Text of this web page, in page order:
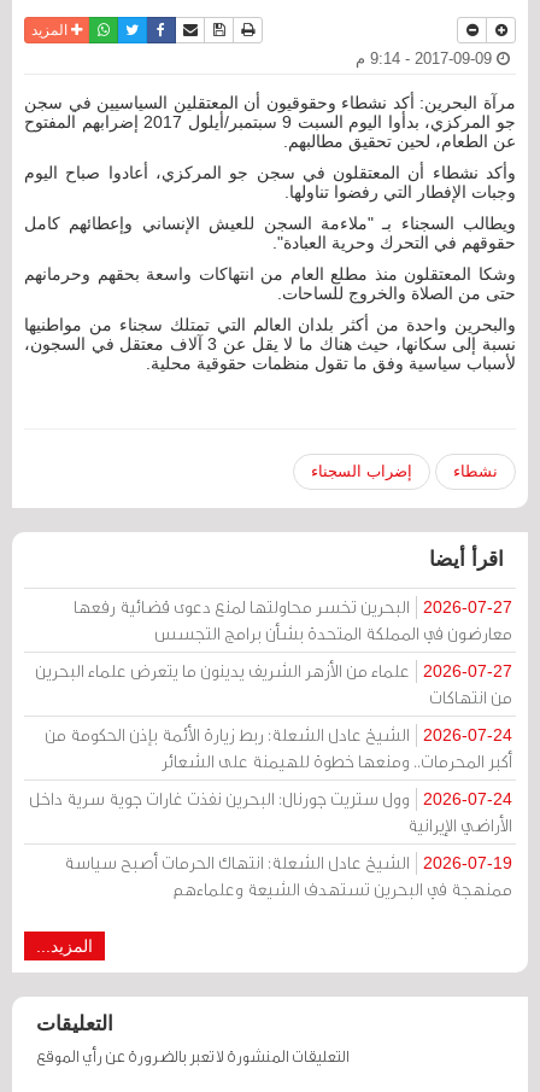
نسخة للطباعة
حفظ الموضوع
أرسل الى صديق
فيسبوكتويترواتسابالمزيد
مرآة البحرين: أكد نشطاء وحقوقيون أن المعتقلين السياسيين في سجن
جو المركزي، بدأوا اليوم السبت 9 سبتمبر/أيلول 2017 إضرابهم المفتوح
عن الطعام، لحين تحقيق مطالبهم.
وأكد نشطاء أن المعتقلون في سجن جو المركزي، أعادوا صباح اليوم
وجبات الإفطار التي رفضوا تناولها.
ويطالب السجناء بـ "ملاءمة السجن للعيش الإنساني وإعطائهم كامل
حقوقهم في التحرك وحرية العبادة".
وشكا المعتقلون منذ مطلع العام من انتهاكات واسعة بحقهم وحرمانهم
حتى من الصلاة والخروج للساحات.
والبحرين واحدة من أكثر بلدان العالم التي تمتلك سجناء من مواطنيها
نسبة إلى سكانها، حيث هناك ما لا يقل عن 3 آلاف معتقل في السجون،
لأسباب سياسية وفق ما تقول منظمات حقوقية محلية.
نشطاء إضراب السجناء
اقرأ أيضا
2026-07-27
البحرين تخسر محاولتها لمنع دعوى قضائية رفعها
معارضون في المملكة المتحدة بشأن برامج التجسس
2026-07-27
علماء من الأزهر الشريف يدينون ما يتعرض علماء البحرين
من انتهاكات
2026-07-24
الشيخ عادل الشعلة: ربط زيارة الأئمة بإذن الحكومة من
أكبر المحرمات.. ومنعها خطوة للهيمنة على الشعائر
2026-07-24
وول ستريت جورنال: البحرين نفذت غارات جوية سرية داخل
الأراضي الإيرانية
2026-07-19
الشيخ عادل الشعلة: انتهاك الحرمات أصبح سياسة
ممنهجة في البحرين تستهدف الشيعة وعلماءهم
المزيد...
التعليقات
التعليقات المنشورة لا تعبر بالضرورة عن رأي الموقع